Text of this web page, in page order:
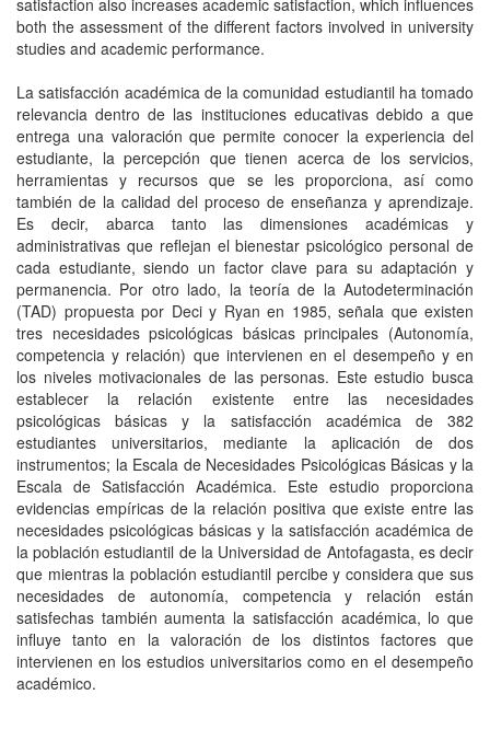
satisfaction also increases academic satisfaction, which influences
both the assessment of the different factors involved in university
studies and academic performance.
La satisfacción académica de la comunidad estudiantil ha tomado
relevancia dentro de las instituciones educativas debido a que
entrega una valoración que permite conocer la experiencia del
estudiante, la percepción que tienen acerca de los servicios,
herramientas y recursos que se les proporciona, así como
también de la calidad del proceso de enseñanza y aprendizaje.
Es decir, abarca tanto las dimensiones académicas y
administrativas que reflejan el bienestar psicológico personal de
cada estudiante, siendo un factor clave para su adaptación y
permanencia. Por otro lado, la teoría de la Autodeterminación
(TAD) propuesta por Deci y Ryan en 1985, señala que existen
tres necesidades psicológicas básicas principales (Autonomía,
competencia y relación) que intervienen en el desempeño y en
los niveles motivacionales de las personas. Este estudio busca
establecer la relación existente entre las necesidades
psicológicas básicas y la satisfacción académica de 382
estudiantes universitarios, mediante la aplicación de dos
instrumentos; la Escala de Necesidades Psicológicas Básicas y la
Escala de Satisfacción Académica. Este estudio proporciona
evidencias empíricas de la relación positiva que existe entre las
necesidades psicológicas básicas y la satisfacción académica de
la población estudiantil de la Universidad de Antofagasta, es decir
que mientras la población estudiantil percibe y considera que sus
necesidades de autonomía, competencia y relación están
satisfechas también aumenta la satisfacción académica, lo que
influye tanto en la valoración de los distintos factores que
intervienen en los estudios universitarios como en el desempeño
académico.